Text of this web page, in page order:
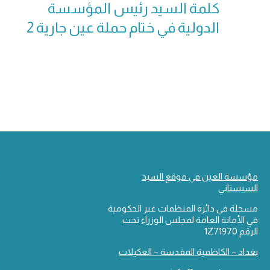
كلمة السيد رئيس المؤسسة
الدولية في ختام حملة عين جارية 2
مؤسسة العين في موقع السيد
السيستاني
مسجلة في دائرة المنظمات غير الحكومية
في الأمانة العامة لمجلس الوزراء تحت
الرقم 1Z71970
بغداد – الكاظمية المقدسة – العكيلات